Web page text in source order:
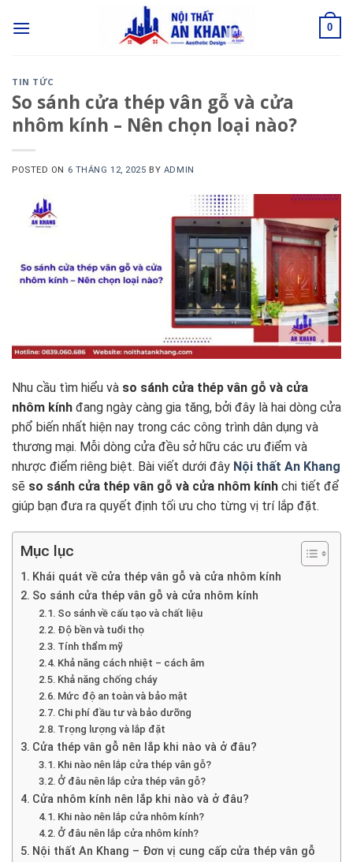
0
TIN TỨC
So sánh cửa thép vân gỗ và cửa
nhôm kính – Nên chọn loại nào?
POSTED ON 6 THÁNG 12, 2025 BY ADMIN
Nhu cầu tìm hiểu và so sánh cửa thép vân gỗ và cửa
nhôm kính đang ngày càng gia tăng, bởi đây là hai dòng cửa
phổ biến nhất hiện nay trong các công trình dân dụng và
thương mại. Mỗi dòng cửa đều sở hữu các ưu điểm và
nhược điểm riêng biệt. Bài viết dưới đây Nội thất An Khang
sẽ so sánh cửa thép vân gỗ và cửa nhôm kính chi tiết để
giúp bạn đưa ra quyết định tối ưu cho từng vị trí lắp đặt.
Mục lục
Khái quát về cửa thép vân gỗ và cửa nhôm kính
So sánh cửa thép vân gỗ và cửa nhôm kính
So sánh về cấu tạo và chất liệu
Độ bền và tuổi thọ
Tính thẩm mỹ
Khả năng cách nhiệt – cách âm
Khả năng chống cháy
Mức độ an toàn và bảo mật
Chi phí đầu tư và bảo dưỡng
Trọng lượng và lắp đặt
Cửa thép vân gỗ nên lắp khi nào và ở đâu?
Khi nào nên lắp cửa thép vân gỗ?
Ở đâu nên lắp cửa thép vân gỗ?
Cửa nhôm kính nên lắp khi nào và ở đâu?
Khi nào nên lắp cửa nhôm kính?
Ở đâu nên lắp cửa nhôm kính?
Nội thất An Khang – Đơn vị cung cấp cửa thép vân gỗ